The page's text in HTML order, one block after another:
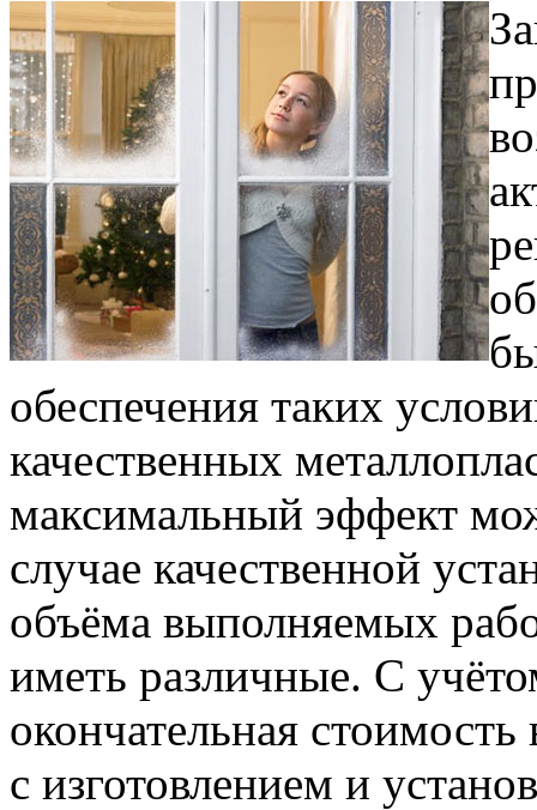
обеспечения таких
качественных
максимальный эффект
случае качественной
объёма выполняемых
иметь различные. С
окончательная
с изготовлением и